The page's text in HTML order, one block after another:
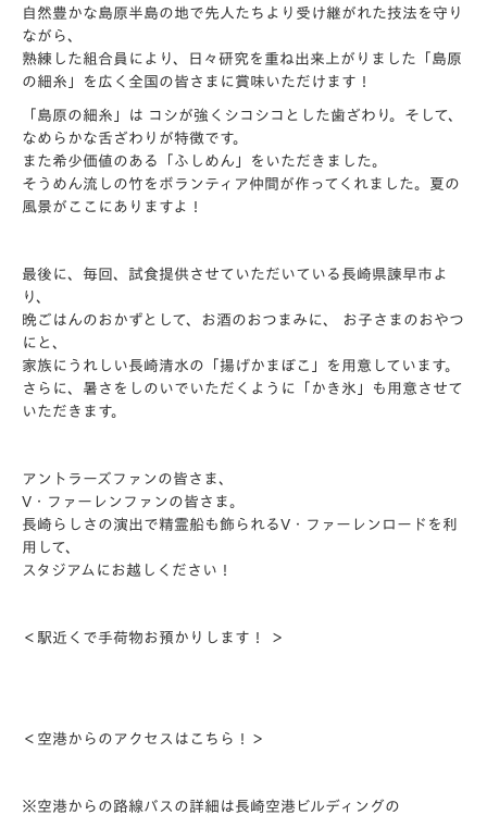
自然豊かな島原半島の地で先人たちより受け継がれた技法を守り
ながら、
熟練した組合員により、日々研究を重ね出来上がりました「島原
の細糸」を広く全国の皆さまに賞味いただけます！
「島原の細糸」は コシが強くシコシコとした歯ざわり。そして、
なめらかな舌ざわりが特徴です。
また希少価値のある「ふしめん」をいただきました。
そうめん流しの竹をボランティア仲間が作ってくれました。夏の
風景がここにありますよ！
最後に、毎回、試食提供させていただいている長崎県諫早市よ
り、
晩ごはんのおかずとして、お酒のおつまみに、 お子さまのおやつ
にと、
家族にうれしい長崎清水の「揚げかまぼこ」を用意しています。
さらに、暑さをしのいでいただくように「かき氷」も用意させて
いただきます。
アントラーズファンの皆さま、
V・ファーレンファンの皆さま。
長崎らしさの演出で精霊船も飾られるV・ファーレンロードを利
用して、
スタジアムにお越しください！
＜駅近くで手荷物お預かりします！ ＞
＜空港からのアクセスはこちら！＞
※空港からの路線バスの詳細は長崎空港ビルディングの